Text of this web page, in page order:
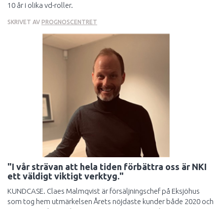
10 år i olika vd-roller.
SKRIVET AV PROGNOSCENTRET
"I vår strävan att hela tiden förbättra oss är NKI
ett väldigt viktigt verktyg."
KUNDCASE. Claes Malmqvist är försäljningschef på Eksjöhus
som tog hem utmärkelsen Årets nöjdaste kunder både 2020 och